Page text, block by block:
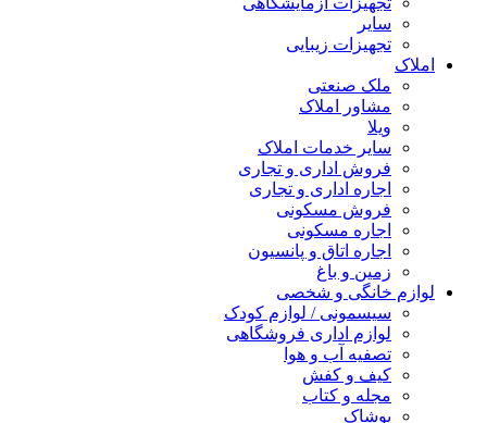
سایر
تجهیزات زیبایی
املاک
ملک صنعتی
مشاور املاک
ویلا
سایر خدمات املاک
فروش اداری و تجاری
اجاره اداری و تجاری
فروش مسکونی
اجاره مسکونی
اجاره اتاق و پانسیون
زمین و باغ
لوازم خانگی و شخصی
سیسمونی / لوازم کودک
لوازم اداری فروشگاهی
تصفیه آب و هوا
کیف و کفش
مجله و کتاب
پوشاک